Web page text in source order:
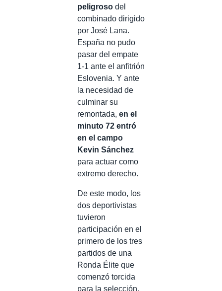
peligroso del
combinado dirigido
por José Lana.
España no pudo
pasar del empate
1-1 ante el anfitrión
Eslovenia. Y ante
la necesidad de
culminar su
remontada, en el
minuto 72 entró
en el campo
Kevin Sánchez
para actuar como
extremo derecho.
De este modo, los
dos deportivistas
tuvieron
participación en el
primero de los tres
partidos de una
Ronda Élite que
comenzó torcida
para la selección,